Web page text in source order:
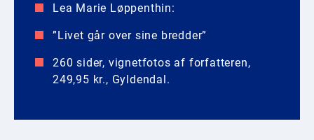
Lea Marie Løppenthin:
”Livet går over sine bredder”
260 sider, vignetfotos af forfatteren,
249,95 kr., Gyldendal.